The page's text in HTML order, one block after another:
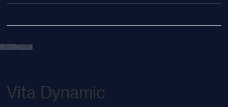
Vita Dynamic